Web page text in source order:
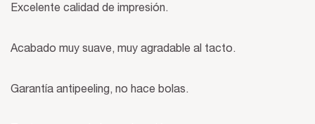
Excelente calidad de impresión.
Acabado muy suave, muy agradable al tacto.
Garantía antipeeling, no hace bolas.